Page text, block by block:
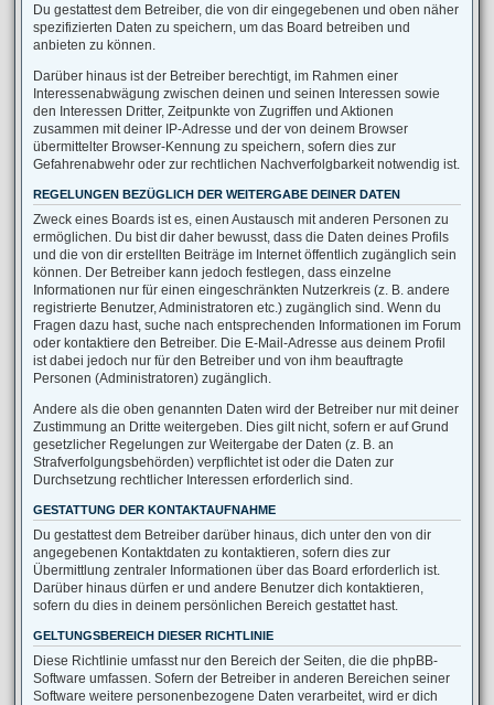
Du gestattest dem Betreiber, die von dir eingegebenen und oben näher
spezifizierten Daten zu speichern, um das Board betreiben und
anbieten zu können.
Darüber hinaus ist der Betreiber berechtigt, im Rahmen einer
Interessenabwägung zwischen deinen und seinen Interessen sowie
den Interessen Dritter, Zeitpunkte von Zugriffen und Aktionen
zusammen mit deiner IP-Adresse und der von deinem Browser
übermittelter Browser-Kennung zu speichern, sofern dies zur
Gefahrenabwehr oder zur rechtlichen Nachverfolgbarkeit notwendig ist.
REGELUNGEN BEZÜGLICH DER WEITERGABE DEINER DATEN
Zweck eines Boards ist es, einen Austausch mit anderen Personen zu
ermöglichen. Du bist dir daher bewusst, dass die Daten deines Profils
und die von dir erstellten Beiträge im Internet öffentlich zugänglich sein
können. Der Betreiber kann jedoch festlegen, dass einzelne
Informationen nur für einen eingeschränkten Nutzerkreis (z. B. andere
registrierte Benutzer, Administratoren etc.) zugänglich sind. Wenn du
Fragen dazu hast, suche nach entsprechenden Informationen im Forum
oder kontaktiere den Betreiber. Die E-Mail-Adresse aus deinem Profil
ist dabei jedoch nur für den Betreiber und von ihm beauftragte
Personen (Administratoren) zugänglich.
Andere als die oben genannten Daten wird der Betreiber nur mit deiner
Zustimmung an Dritte weitergeben. Dies gilt nicht, sofern er auf Grund
gesetzlicher Regelungen zur Weitergabe der Daten (z. B. an
Strafverfolgungsbehörden) verpflichtet ist oder die Daten zur
Durchsetzung rechtlicher Interessen erforderlich sind.
GESTATTUNG DER KONTAKTAUFNAHME
Du gestattest dem Betreiber darüber hinaus, dich unter den von dir
angegebenen Kontaktdaten zu kontaktieren, sofern dies zur
Übermittlung zentraler Informationen über das Board erforderlich ist.
Darüber hinaus dürfen er und andere Benutzer dich kontaktieren,
sofern du dies in deinem persönlichen Bereich gestattet hast.
GELTUNGSBEREICH DIESER RICHTLINIE
Diese Richtlinie umfasst nur den Bereich der Seiten, die die phpBB-
Software umfassen. Sofern der Betreiber in anderen Bereichen seiner
Software weitere personenbezogene Daten verarbeitet, wird er dich